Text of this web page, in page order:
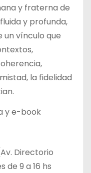
y fraterna de
y profunda,
vínculo que
la fidelidad
y e-book
Directorio
de 9 a 16 hs